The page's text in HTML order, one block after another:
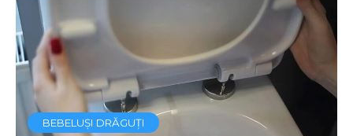
BEBELUȘI DRĂGUȚI